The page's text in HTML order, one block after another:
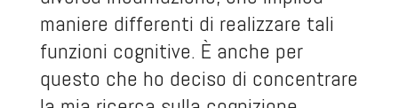
maniere differenti di realizzare tali
funzioni cognitive. È anche per
questo che ho deciso di concentrare